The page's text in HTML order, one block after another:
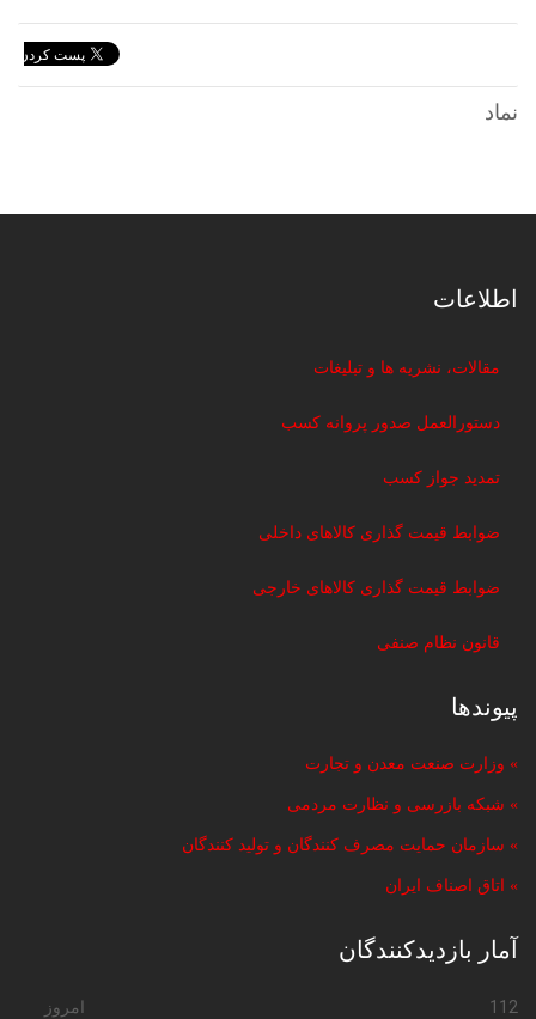
نماد
اطلاعات
مقالات، نشریه ها و تبلیغات
دستورالعمل صدور پروانه کسب
تمدید جواز کسب
ضوابط قیمت گذاری کالاهای داخلی
ضوابط قیمت گذاری کالاهای خارجی
قانون نظام صنفی
پیوندها
» وزارت صنعت معدن و تجارت
» شبکه بازرسی و نظارت مردمی
» سازمان حمایت مصرف کنندگان و تولید کنندگان
» اتاق اصناف ایران
آمار بازدیدکنندگان
امروز 112